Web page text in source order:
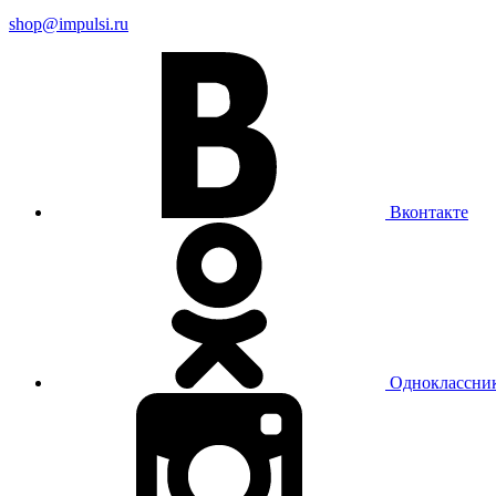
shop@impulsi.ru
Вконтакте